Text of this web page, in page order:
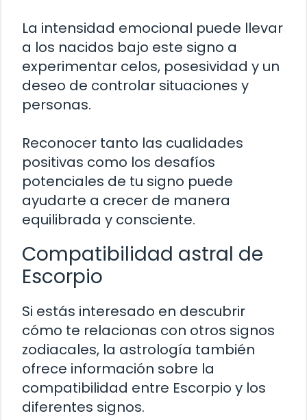
La intensidad emocional puede llevar
a los nacidos bajo este signo a
experimentar celos, posesividad y un
deseo de controlar situaciones y
personas.
Reconocer tanto las cualidades
positivas como los desafíos
potenciales de tu signo puede
ayudarte a crecer de manera
equilibrada y consciente.
Compatibilidad astral de
Escorpio
Si estás interesado en descubrir
cómo te relacionas con otros signos
zodiacales, la astrología también
ofrece información sobre la
compatibilidad entre Escorpio y los
diferentes signos.